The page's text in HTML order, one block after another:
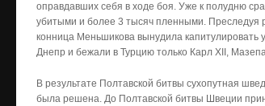
оправдавших себя в ходе боя. Уже к полудню
убитыми и более 3 тысяч пленными.
конница Меньшикова вынудила
Днепр и бежали в Турцию только Карл XII,
В результате Полтавской битвы сухопутная
была решена. До Полтавской битвы Швеции